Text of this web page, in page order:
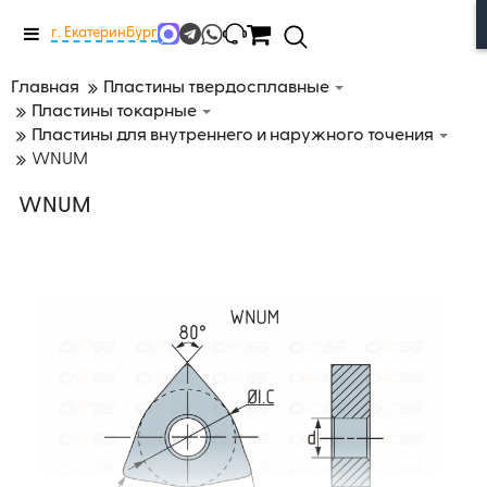
Меню
г. Екатеринбург
Главная
Пластины твердосплавные
Пластины токарные
Пластины для внутреннего и наружного точения
WNUM
WNUM